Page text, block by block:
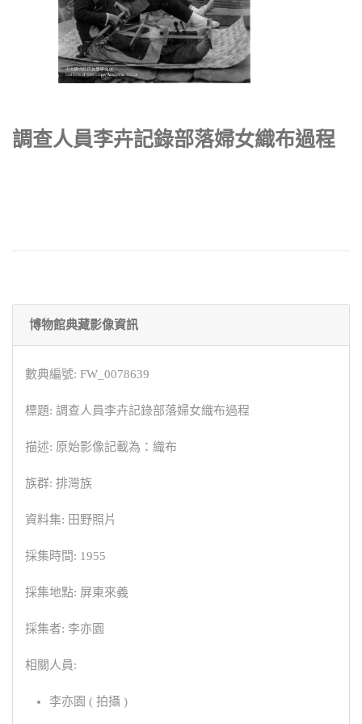
調查人員李卉記錄部落婦女織布過程
博物館典藏影像資訊
數典編號: FW_0078639
標題: 調查人員李卉記錄部落婦女織布過程
描述: 原始影像記載為：織布
族群: 排灣族
資料集: 田野照片
採集時間: 1955
採集地點: 屏東來義
採集者: 李亦園
相關人員:
李亦園 ( 拍攝 )